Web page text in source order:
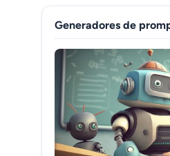
Generadores de